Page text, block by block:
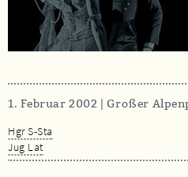
1. Februar 2002 | Großer
Hgr S-Sta
Jug Lat